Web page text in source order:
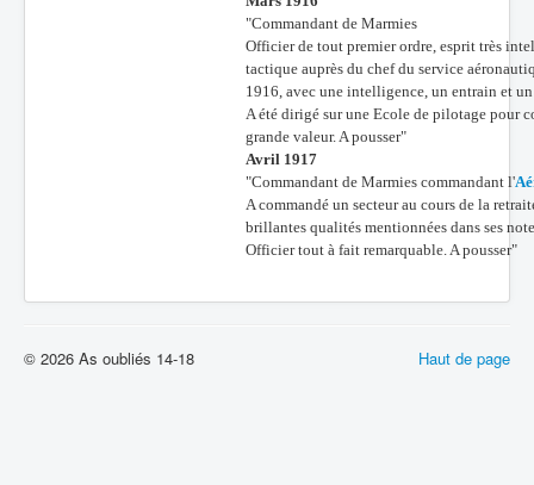
"Commandant de Marmies
Officier de tout premier ordre, esprit très
tactique auprès du chef du service
1916, avec une intelligence, un entrain et
A été dirigé sur une Ecole de pilotage pour
grande valeur. A pousser"
Avril 1917
"Commandant de Marmies commandant l'
A commandé un secteur au cours de la
brillantes qualités mentionnées dans ses
Officier tout à fait remarquable. A pousser"
Haut de page
© 2026 As oubliés 14-18